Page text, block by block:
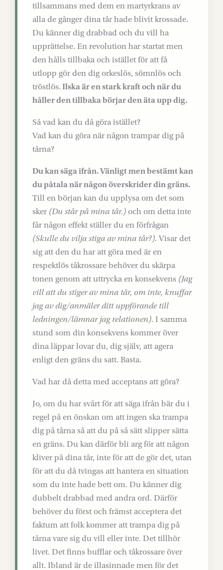
tillsammans med dem en martyrkrans av
alla de gånger dina tår hade blivit krossade.
Du känner dig drabbad och du vill ha
upprättelse. En revolution har startat men
den hålls tillbaka och istället för att få
utlopp gör den dig orkeslös, sömnlös och
tröstlös. Ilska är en stark kraft och när du
håller den tillbaka börjar den äta upp dig.
Så vad kan du då göra istället?
Vad kan du göra när någon trampar dig på
tårna?
Du kan säga ifrån. Vänligt men bestämt kan
du påtala när någon överskrider din gräns.
Till en början kan du upplysa om det som
sker (Du står på mina tår.) och om detta inte
får någon effekt ställer du en förfrågan
(Skulle du vilja stiga av mina tår?). Visar det
sig att den du har att göra med är en
respektlös tåkrossare behöver du skärpa
tonen genom att uttrycka en konsekvens (Jag
vill att du stiger av mina tår, om inte, knuffar
jag av dig/anmäler ditt uppförande till
ledningen/lämnar jag relationen). I samma
stund som din konsekvens kommer över
dina läppar lovar du, dig själv, att agera
enligt den gräns du satt. Basta.
Vad har då detta med acceptans att göra?
Jo, om du har svårt för att säga ifrån bär du i
regel på en önskan om att ingen ska trampa
dig på tårna så att du på så sätt slipper sätta
en gräns. Du kan därför bli arg för att någon
kliver på dina tår, inte för att de gör det, utan
för att du då tvingas att hantera en situation
som du inte hade bett om. Du känner dig
dubbelt drabbad med andra ord. Därför
behöver du först och främst acceptera det
faktum att folk kommer att trampa dig på
tårna vare sig du vill eller inte. Det tillhör
livet. Det finns bufflar och tåkrossare över
allt. Ibland är de illasinnade men för det